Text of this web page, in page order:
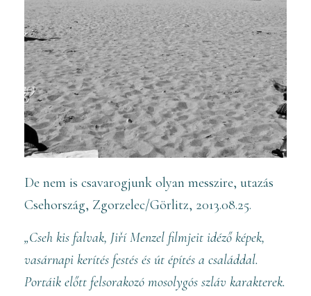
De nem is csavarogjunk olyan messzire, utazás
Csehország, Zgorzelec/Görlitz, 2013.08.25.
„Cseh kis falvak, Jiří Menzel filmjeit idéző képek,
vasárnapi kerítés festés és út építés a családdal.
Portáik előtt felsorakozó mosolygós szláv karakterek.